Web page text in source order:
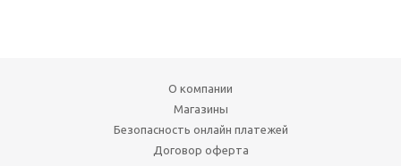
О компании
Магазины
Безопасность онлайн платежей
Договор оферта